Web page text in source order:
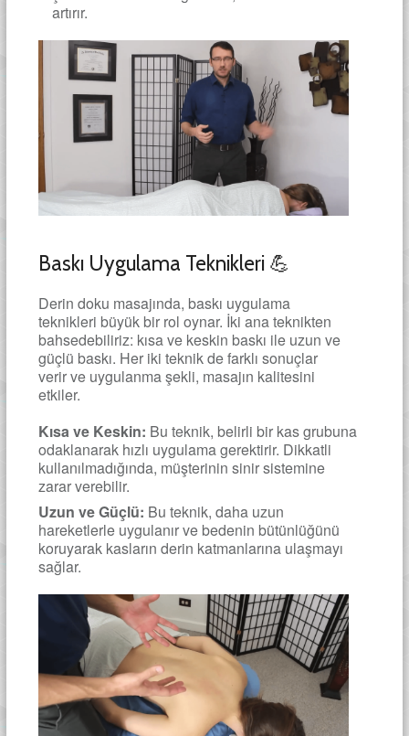
artırır.
Baskı Uygulama Teknikleri 💪
Derin doku masajında, baskı uygulama
teknikleri büyük bir rol oynar. İki ana teknikten
bahsedebiliriz: kısa ve keskin baskı ile uzun ve
güçlü baskı. Her iki teknik de farklı sonuçlar
verir ve uygulanma şekli, masajın kalitesini
etkiler.
Kısa ve Keskin: Bu teknik, belirli bir kas grubuna
odaklanarak hızlı uygulama gerektirir. Dikkatli
kullanılmadığında, müşterinin sinir sistemine
zarar verebilir.
Uzun ve Güçlü: Bu teknik, daha uzun
hareketlerle uygulanır ve bedenin bütünlüğünü
koruyarak kasların derin katmanlarına ulaşmayı
sağlar.